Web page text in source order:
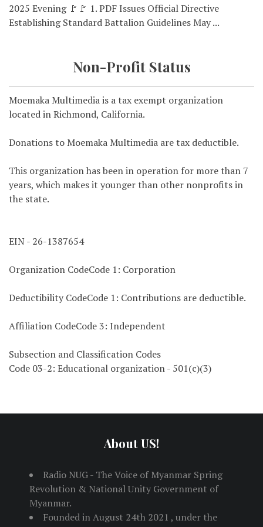
2025 Evening 🚩🚩 1. PDF Issues Official Directive
Establishing Standard Battalion Guidelines May ...
Non-Profit Status
Moemaka Multimedia is a tax exempt organization
located in Richmond, California.
Donations to Moemaka Multimedia are tax deductible.
This organization has been in operation for more than 7
years, which makes it younger than other nonprofits in
the state.
EIN - 26-1387654
Organization CodeCode 1: Corporation
Deductibility CodeCode 1: Contributions are deductible.
Affiliation CodeCode 3: Independent
Subsection and Classification Codes
Code 03-2: Educational organization - 501(c)(3)
About US!
Radio NUG - The Voice of Myanmar Spring
Revolution & National Unity Government of
Myanmar.
Founded in August 24th 2021 , under the